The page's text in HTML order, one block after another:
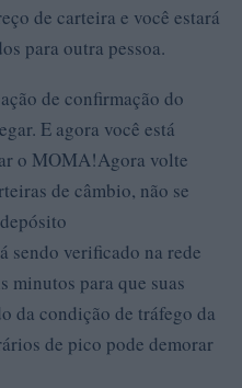
de carteira e você estará
para outra pessoa.
de confirmação do
E agora você está
o MOMA!Agora volte
de câmbio, não se
sendo verificado na rede
minutos para que suas
da condição de tráfego da
de pico pode demorar